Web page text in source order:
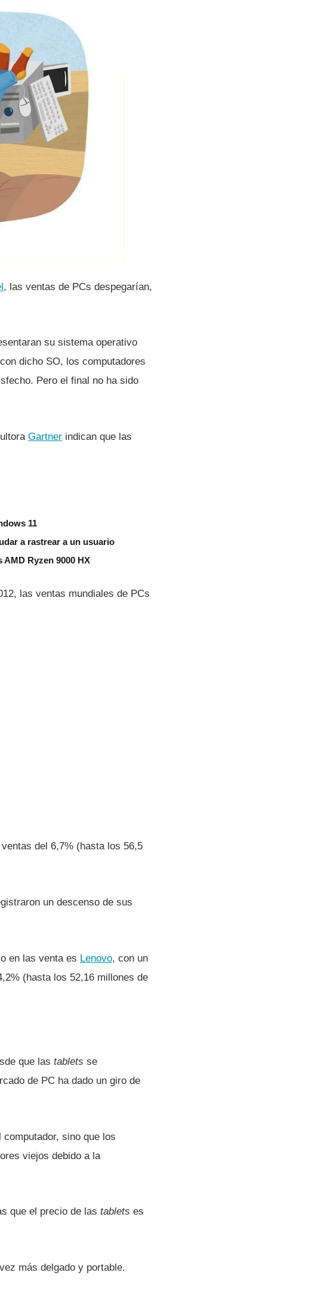
, las ventas de PCs despegarí­an,
su sistema operativo
dicho SO, los computadores
Pero el final no ha sido
Gartner indican que las
11
a rastrear a un usuario
Ryzen 9000 HX
las ventas mundiales de PCs
del 6,7% (hasta los 56,5
un descenso de sus
en las venta es Lenovo, con un
(hasta los 52,16 millones de
que las tablets se
de PC ha dado un giro de
sino que los
viejos debido a la
que el precio de las tablets es
más delgado y portable.